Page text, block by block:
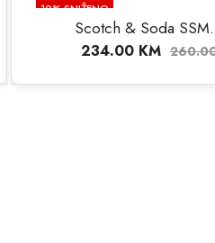
10% SNIŽENO
Scotch & Soda
279.00KM